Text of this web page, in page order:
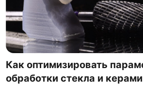
Как оптимизировать
обработки стекла и